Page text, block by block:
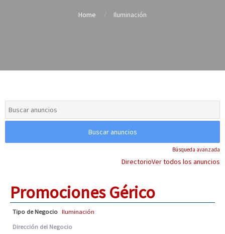
Home Iluminación
Búsqueda avanzada
DirectorioVer todos los anuncios
Promociones Gérico
Tipo de Negocio Iluminación
Dirección del Negocio